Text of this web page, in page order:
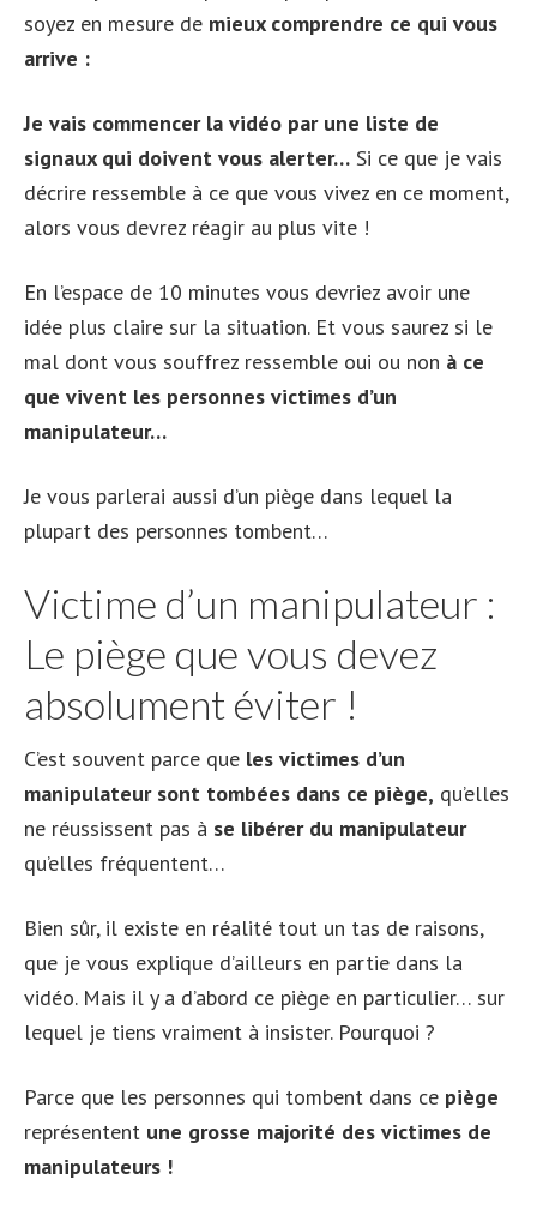
soyez en mesure de mieux comprendre ce qui vous
arrive :
Je vais commencer la vidéo par une liste de
signaux qui doivent vous alerter… Si ce que je vais
décrire ressemble à ce que vous vivez en ce moment,
alors vous devrez réagir au plus vite !
En l’espace de 10 minutes vous devriez avoir une
idée plus claire sur la situation. Et vous saurez si le
mal dont vous souffrez ressemble oui ou non à ce
que vivent les personnes victimes d’un
manipulateur…
Je vous parlerai aussi d’un piège dans lequel la
plupart des personnes tombent…
Victime d’un manipulateur :
Le piège que vous devez
absolument éviter !
C’est souvent parce que les victimes d’un
manipulateur sont tombées dans ce piège, qu’elles
ne réussissent pas à se libérer du manipulateur
qu’elles fréquentent…
Bien sûr, il existe en réalité tout un tas de raisons,
que je vous explique d’ailleurs en partie dans la
vidéo. Mais il y a d’abord ce piège en particulier… sur
lequel je tiens vraiment à insister. Pourquoi ?
Parce que les personnes qui tombent dans ce piège
représentent une grosse majorité des victimes de
manipulateurs !